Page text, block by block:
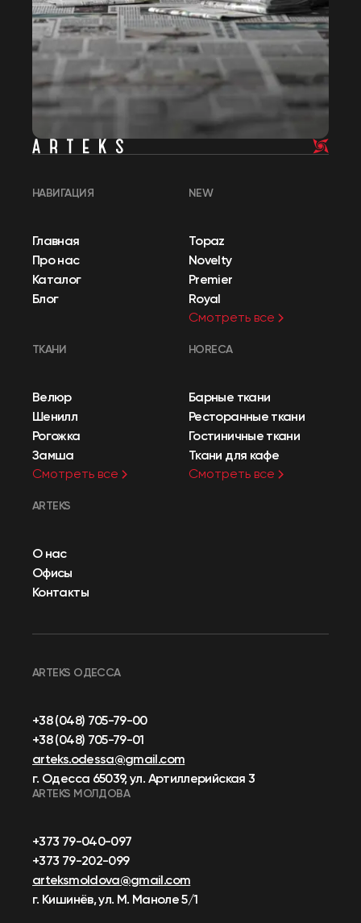
НАВИГАЦИЯ
Главная
Про нас
Каталог
Блог
NEW
Topaz
Novelty
Premier
Royal
Смотреть все
ТКАНИ
Велюр
Шенилл
Рогожка
Замша
Смотреть все
HORECA
Барные ткани
Ресторанные ткани
Гостиничные ткани
Ткани для кафе
Смотреть все
ARTEKS
О нас
Офисы
Контакты
ARTEKS ОДЕССА
+38 (048) 705-79-00
+38 (048) 705-79-01
arteks.odessa@gmail.com
г. Одесса 65039, ул. Артиллерийская 3
ARTEKS МОЛДОВА
+373 79-040-097
+373 79-202-099
arteksmoldova@gmail.com
г. Кишинёв, ул. М. Маноле 5/1